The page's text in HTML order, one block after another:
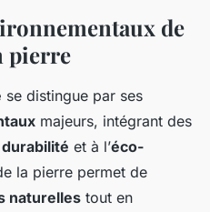
de
pierre
se distingue par ses
majeurs, intégrant des
durabilité et à l’éco-
la pierre permet de
naturelles tout en